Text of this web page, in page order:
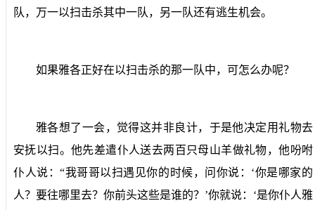
队，万一以扫击杀其中一队，另一队还有逃生机会。
如果雅各正好在以扫击杀的那一队中，可怎么办呢？
雅各想了一会，觉得这并非良计，于是他决定用礼物去
安抚以扫。他先差遣仆人送去两百只母山羊做礼物，他吩咐
仆人说：“我哥哥以扫遇见你的时候，问你说：‘你是哪家的
人？要往哪里去？你前头这些是谁的？’你就说：‘是你仆人雅